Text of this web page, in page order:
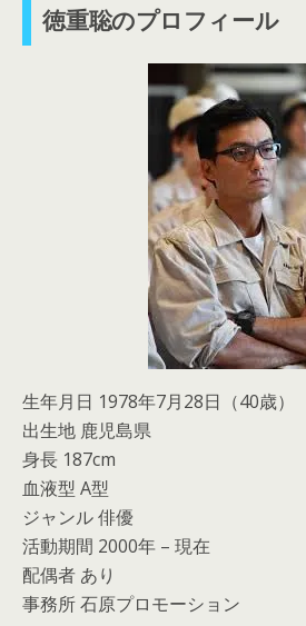
徳重聡のプロフィール
生年月日 1978年7月28日（40歳）
出生地 鹿児島県
身長 187cm
血液型 A型
ジャンル 俳優
活動期間 2000年 – 現在
配偶者 あり
事務所 石原プロモーション